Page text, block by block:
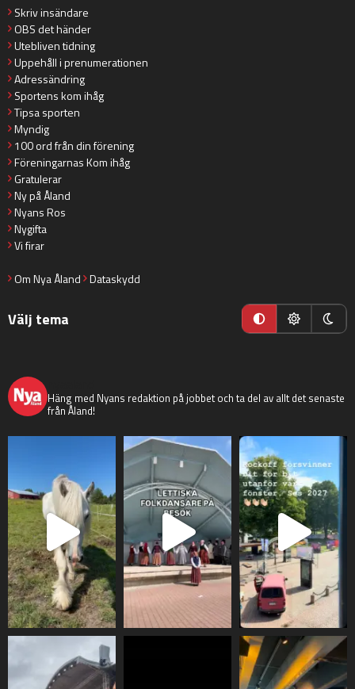
Skriv insändare
OBS det händer
Utebliven tidning
Uppehåll i prenumerationen
Adressändring
Sportens kom ihåg
Tipsa sporten
Myndig
100 ord från din förening
Föreningarnas Kom ihåg
Gratulerar
Ny på Åland
Nyans Ros
Nygifta
Vi firar
Om Nya Åland Dataskydd
Välj tema
Häng med Nyans redaktion på jobbet och ta del av allt det senaste
från Åland!